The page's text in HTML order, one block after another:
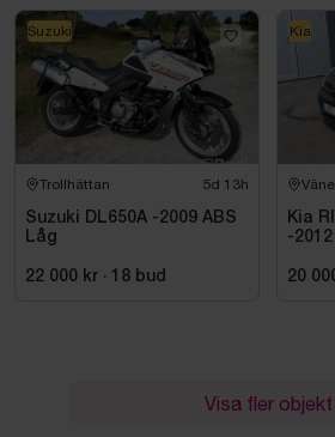
Trollhättan 5d 13h
Suzuki DL650A -2009 ABS
Låg
22 000 kr · 18 bud
Suzuki
Kia
-2012
20
Kia
Visa fler objekt